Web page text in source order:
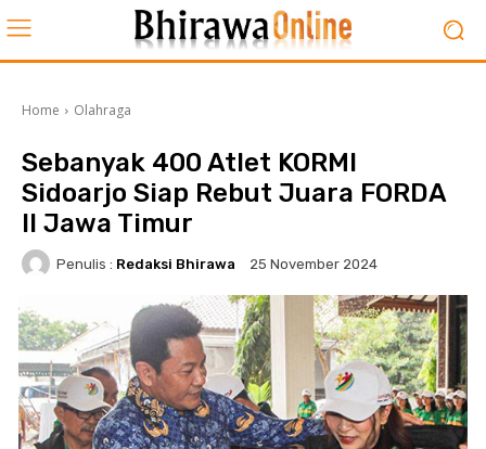
Home Olahraga
Sebanyak 400 Atlet KORMI
Sidoarjo Siap Rebut Juara FORDA
II Jawa Timur
Penulis : Redaksi Bhirawa 25 November 2024